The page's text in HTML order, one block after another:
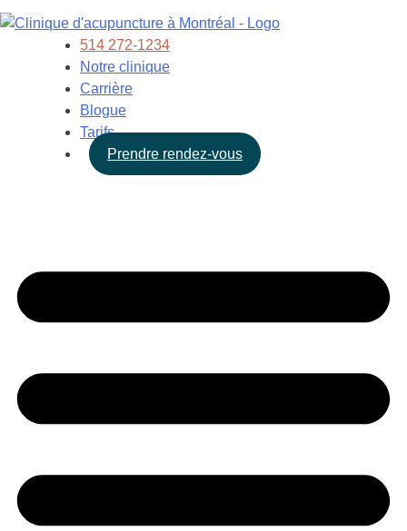
514 272-1234
Notre clinique
Carrière
Blogue
Tarifs
Prendre rendez-vous